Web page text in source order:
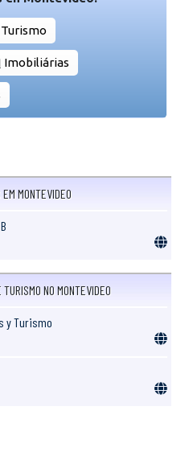
Imobiliárias
EM MONTEVIDEO
NO MONTEVIDEO
y Turismo